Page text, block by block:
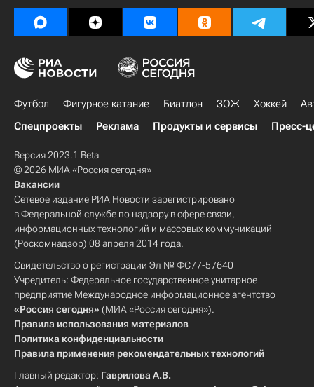
Футбол Фигурное катание Биатлон ЗОЖ Хоккей
Спецпроекты
Реклама Продукты и сервисы Пресс-
Версия 2023.1 Beta
© 2026 МИА «Россия сегодня»
Вакансии
Сетевое издание РИА Новости зарегистрировано
в Федеральной службе по надзору в сфере связи,
информационных технологий и массовых коммуникаций
(Роскомнадзор) 08 апреля 2014 года.
Свидетельство о регистрации Эл № ФС77-57640
Учредитель: Федеральное государственное унитарное
предприятие Международное информационное агентство
«Россия сегодня» (МИА «Россия сегодня»).
Правила использования материалов
Политика конфиденциальности
Правила применения рекомендательных технологий
Главный редактор: Гаврилова А.В.